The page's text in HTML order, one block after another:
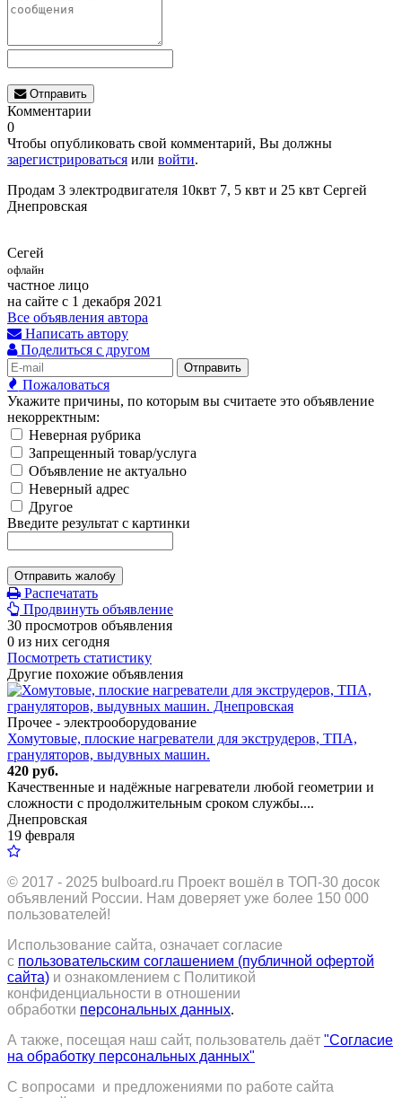
Отправить
Комментарии
0
Чтобы опубликовать свой комментарий, Вы должны
зарегистрироваться или войти.
Продам 3 электродвигателя 10квт 7, 5 квт и 25 квт Сергей
Днепровская
Сегей
офлайн
частное лицо
на сайте с 1 декабря 2021
Все объявления автора
Написать автору
Поделиться с другом
Отправить
Пожаловаться
Укажите причины, по которым вы считаете это объявление
некорректным:
Неверная рубрика
Запрещенный товар/услуга
Объявление не актуально
Неверный адрес
Другое
Введите результат с картинки
Отправить жалобу
Распечатать
Продвинуть объявление
30 просмотров объявления
0 из них сегодня
Посмотреть статистику
Другие похожие объявления
Прочее - электрооборудование
Хомутовые, плоские нагреватели для экструдеров, ТПА,
грануляторов, выдувных машин.
420 руб.
Качественные и надёжные нагреватели любой геометрии и
сложности с продолжительным сроком службы....
Днепровская
19 февраля
© 2017 - 2025 bulboard.ru Проект вошёл в ТОП-30 досок
объявлений России. Нам доверяет уже более 150 000
пользователей!
Использование сайта, означает согласие
с пользовательским соглашением (публичной офертой
сайта) и ознакомлением с Политикой
конфиденциальности в отношении
обработки персональных данных.
А также, посещая наш сайт, пользователь даёт "Согласие
на обработку персональных данных"
С вопросами и предложениями по работе сайта